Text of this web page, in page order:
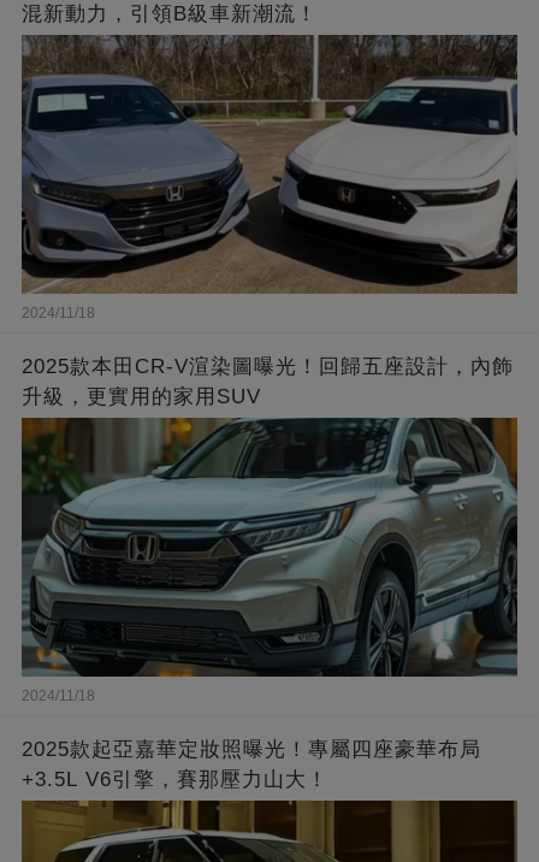
混新動力，引領B級車新潮流！
2024/11/18
2025款本田CR-V渲染圖曝光！回歸五座設計，內飾
升級，更實用的家用SUV
2024/11/18
2025款起亞嘉華定妝照曝光！專屬四座豪華布局
+3.5L V6引擎，賽那壓力山大！